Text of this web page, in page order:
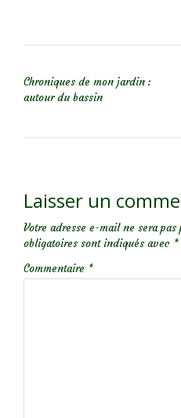
Chroniques de mon jardin :
autour du bassin
Laisser un
Votre adresse e-mail ne sera pas
obligatoires sont indiqués avec *
Commentaire *